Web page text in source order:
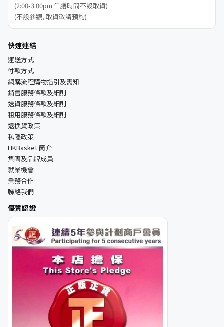
(2:00-3:00pm 午膳時間不設取貨)
(不設參觀, 取貨敬請預約)
快速連結
運送方式
付款方式
網購流程購物指引及需知
銷售服務條款及細則
送貨服務條款及細則
租用服務條款及細則
退換貨政策
私隱政策
HKBasket 簡介
集團及品牌成員
就業機會
業務合作
聯絡我們
優質認證